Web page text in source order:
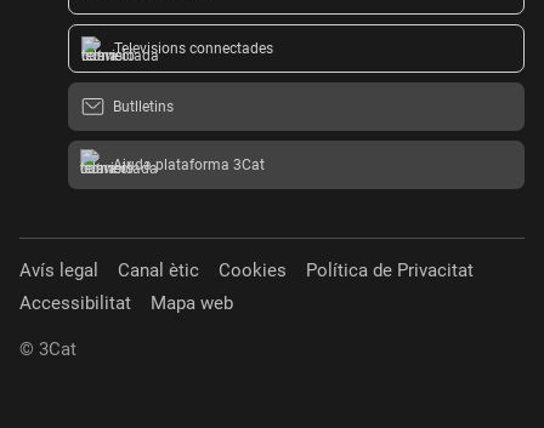
Televisions connectades
Butlletins
Ajuda plataforma 3Cat
Avís legal Canal ètic Cookies
Política de Privacitat
Accessibilitat
Mapa web
© 3Cat